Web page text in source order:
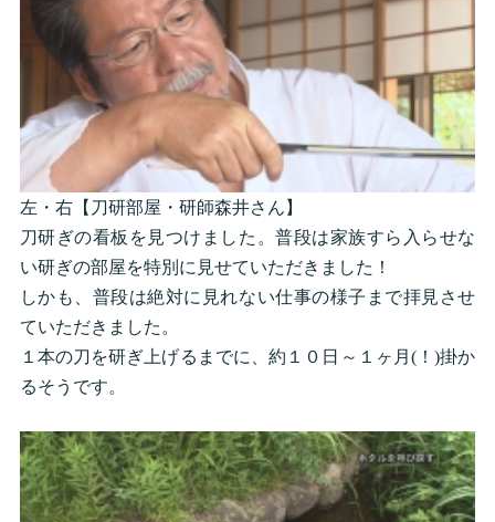
左・右【刀研部屋・研師森井さん】
刀研ぎの看板を見つけました。普段は家族すら入らせな
い研ぎの部屋を特別に見せていただきました！
しかも、普段は絶対に見れない仕事の様子まで拝見させ
ていただきました。
１本の刀を研ぎ上げるまでに、約１０日～１ヶ月(！)掛か
るそうです。